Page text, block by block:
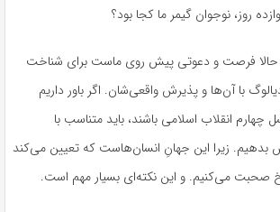
روز، نوجوان گیمر ما کجا بود؟
حالا فرصت و دعوتی پیش روی ماست برای شناخت
با آن‌ها و پذیرش واقعی‌شان. اگر باور داریم
چهارم انقلاب اسلامی باشند، باید متناسب با
بدهیم. زیرا این جهانِ انسان‌هاست که تعیین می‌کند
صحبت می‌کنیم. و این نکته‌ای بسیار مهم است.